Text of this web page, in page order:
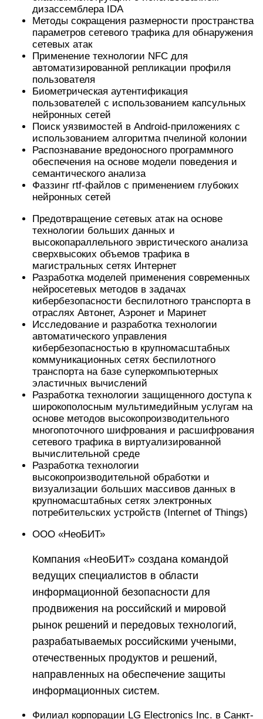
дизассемблера IDA
Методы сокращения размерности пространства
параметров сетевого трафика для обнаружения
сетевых атак
Применение технологии NFC для
автоматизированной репликации профиля
пользователя
Биометрическая аутентификация
пользователей с использованием капсульных
нейронных сетей
Поиск уязвимостей в Android-приложениях с
использованием алгоритма пчелиной колонии
Распознавание вредоносного программного
обеспечения на основе модели поведения и
семантического анализа
Фаззинг rtf-файлов с применением глубоких
нейронных сетей
Предотвращение сетевых атак на основе
технологии больших данных и
высокопараллельного эвристического анализа
сверхвысоких объемов трафика в
магистральных сетях Интернет
Разработка моделей применения современных
нейросетевых методов в задачах
кибербезопасности беспилотного транспорта в
отраслях Автонет, Аэронет и Маринет
Исследование и разработка технологии
автоматического управления
кибербезопасностью в крупномасштабных
коммуникационных сетях беспилотного
транспорта на базе суперкомпьютерных
эластичных вычислений
Разработка технологии защищенного доступа к
широкополосным мультимедийным услугам на
основе методов высокопроизводительного
многопоточного шифрования и расшифрования
сетевого трафика в виртуализированной
вычислительной среде
Разработка технологии
высокопроизводительной обработки и
визуализации больших массивов данных в
крупномасштабных сетях электронных
потребительских устройств (Internet of Things)
ООО «НеоБИТ»
Компания «НеоБИТ» создана командой
ведущих специалистов в области
информационной безопасности для
продвижения на российский и мировой
рынок решений и передовых технологий,
разрабатываемых российскими учеными,
отечественных продуктов и решений,
направленных на обеспечение защиты
информационных систем.
Филиал корпорации LG Electronics Inc. в Санкт-